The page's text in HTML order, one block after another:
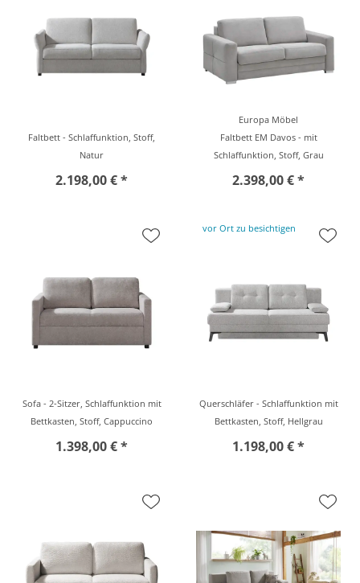
Faltbett - Schlaffunktion, Stoff,
Natur
2.198,00 € *
Europa Möbel
Faltbett EM Davos - mit
Schlaffunktion, Stoff, Grau
2.398,00 € *
Sofa - 2-Sitzer, Schlaffunktion mit
Bettkasten, Stoff, Cappuccino
1.398,00 € *
vor Ort zu besichtigen
Querschläfer - Schlaffunktion mit
Bettkasten, Stoff, Hellgrau
1.198,00 € *